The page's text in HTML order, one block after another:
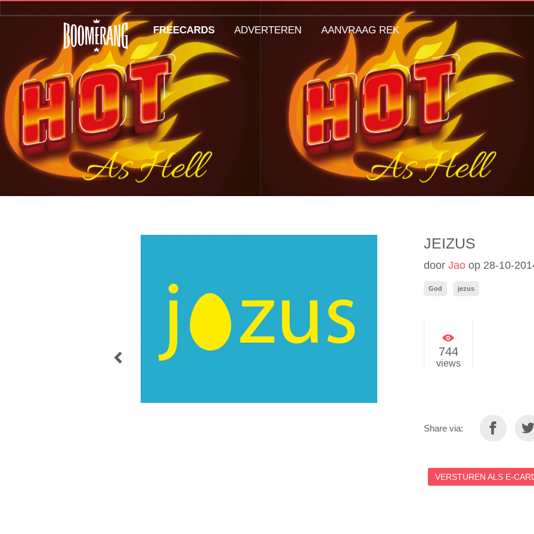
JEIZUS
door Jaoop 28-10-
God jezus
744
views
POST
Share via:
VERSTUREN ALS E-
FREECARDS ADVERTEREN AANVRAAG REK